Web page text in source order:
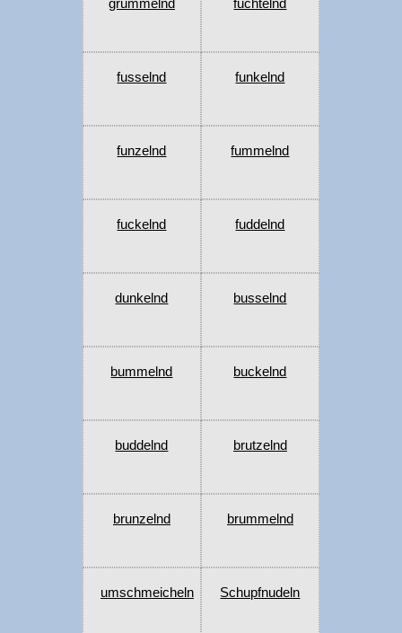
grummelnd fuchtelnd
fusselnd funkelnd
funzelnd fummelnd
fuckelnd fuddelnd
dunkelnd busselnd
bummelnd buckelnd
buddelnd brutzelnd
brunzelnd brummelnd
umschmeicheln Schupfnudeln